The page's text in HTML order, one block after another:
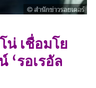
น่ เชื่อมโย
‘รอเรอัล